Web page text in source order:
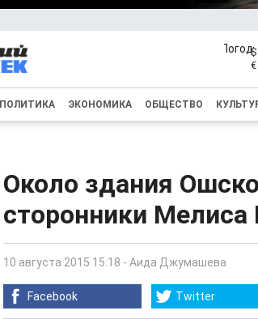
€
ПОЛИТИКА ЭКОНОМИКА ОБЩЕСТВО
Около здания
сторонники
10 августа 2015 15:18 - Аида Джумашева
Facebook Twitter